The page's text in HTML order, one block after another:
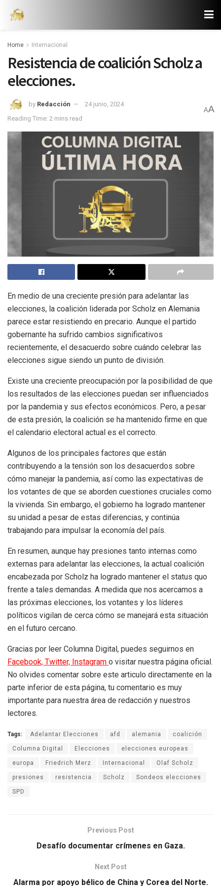
Home Internacional
Resistencia de coalición Scholz a
elecciones.
by Redacción
24 junio, 2024
Reading Time: 2 mins read
AA
En medio de una creciente presión para adelantar las
elecciones, la coalición liderada por Scholz en Alemania
parece estar resistiendo en precario. Aunque el partido
gobernante ha sufrido cambios significativos
recientemente, el desacuerdo sobre cuándo celebrar las
elecciones sigue siendo un punto de división.
Existe una creciente preocupación por la posibilidad de que
los resultados de las elecciones puedan ser influenciados
por la pandemia y sus efectos económicos. Pero, a pesar
de esta presión, la coalición se ha mantenido firme en que
el calendario electoral actual es el correcto.
Algunos de los principales factores que están
contribuyendo a la tensión son los desacuerdos sobre
cómo manejar la pandemia, así como las expectativas de
los votantes de que se aborden cuestiones cruciales como
la vivienda. Sin embargo, el gobierno ha logrado mantener
su unidad a pesar de estas diferencias, y continúa
trabajando para impulsar la economía del país.
En resumen, aunque hay presiones tanto internas como
externas para adelantar las elecciones, la actual coalición
encabezada por Scholz ha logrado mantener el status quo
frente a tales demandas. A medida que nos acercamos a
las próximas elecciones, los votantes y los líderes
políticos vigilan de cerca cómo se manejará esta situación
en el futuro cercano.
Gracias por leer Columna Digital, puedes seguirnos en
Facebook, Twitter, Instagram o visitar nuestra página oficial.
No olvides comentar sobre este articulo directamente en la
parte inferior de esta página, tu comentario es muy
importante para nuestra área de redacción y nuestros
lectores.
Tags: Adelantar Elecciones afd alemania coalición
Columna Digital Elecciones elecciones europeas
europa Friedrich Merz Internacional Olaf Scholz
presiones resistencia Scholz Sondeos elecciones
SPD
Previous Post
Desafío documentar crímenes en Gaza.
Next Post
Alarma por apoyo bélico de China y Corea del Norte.